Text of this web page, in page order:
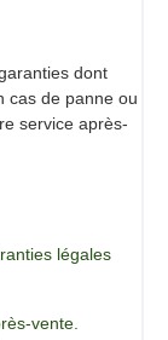
dont
cas de panne ou
service après-
légales
vente.